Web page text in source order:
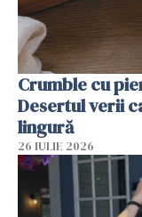
Crumble cu
Desertul verii
lingură
26 IULIE 2026